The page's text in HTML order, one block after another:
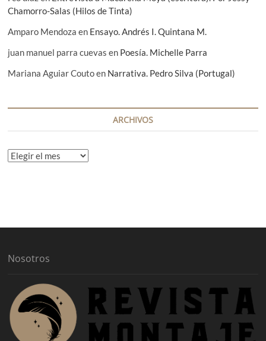
Chamorro-Salas (Hilos de Tinta)
Amparo Mendoza en Ensayo. Andrés I. Quintana M.
juan manuel parra cuevas en Poesía. Michelle Parra
Mariana Aguiar Coutoen Narrativa. Pedro Silva (Portugal)
ARCHIVOS
A
Nosotros